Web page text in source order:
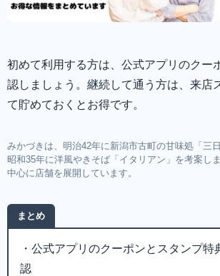
初めて利用する方は、公式アプリのクー
認しましょう。継続して通う方は、来店
て貯めておくとお得です。
みかづきは、明治42年に新潟市古町の甘味処「三
昭和35年に洋風やきそば「イタリアン」を考案し
中心に店舗を展開しています。
まとめ
・公式アプリのクーポンとスタンプ特
認